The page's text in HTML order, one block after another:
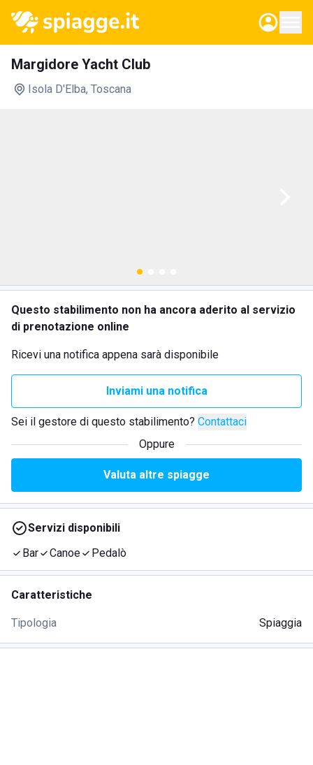
Margidore Yacht Club
Isola D'Elba, Toscana
Questo stabilimento non ha ancora aderito al servizio
di prenotazione online
Ricevi una notifica appena sarà disponibile
Inviami una notifica
Sei il gestore di questo stabilimento? Contattaci
Oppure
Valuta altre spiagge
Servizi disponibili
Bar
Canoe Pedalò
Caratteristiche
Tipologia Spiaggia